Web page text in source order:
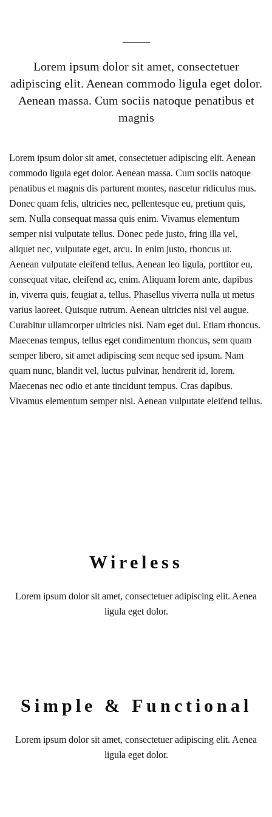
Lorem ipsum dolor sit amet, consectetuer
adipiscing elit. Aenean commodo ligula eget dolor.
Aenean massa. Cum sociis natoque penatibus et
magnis
Lorem ipsum dolor sit amet, consectetuer adipiscing elit. Aenean
commodo ligula eget dolor. Aenean massa. Cum sociis natoque
penatibus et magnis dis parturent montes, nascetur ridiculus mus.
Donec quam felis, ultricies nec, pellentesque eu, pretium quis,
sem. Nulla consequat massa quis enim. Vivamus elementum
semper nisi vulputate tellus. Donec pede justo, fring illa vel,
aliquet nec, vulputate eget, arcu. In enim justo, rhoncus ut.
Aenean vulputate eleifend tellus. Aenean leo ligula, porttitor eu,
consequat vitae, eleifend ac, enim. Aliquam lorem ante, dapibus
in, viverra quis, feugiat a, tellus. Phasellus viverra nulla ut metus
varius laoreet. Quisque rutrum. Aenean ultricies nisi vel augue.
Curabitur ullamcorper ultricies nisi. Nam eget dui. Etiam rhoncus.
Maecenas tempus, tellus eget condimentum rhoncus, sem quam
semper libero, sit amet adipiscing sem neque sed ipsum. Nam
quam nunc, blandit vel, luctus pulvinar, hendrerit id, lorem.
Maecenas nec odio et ante tincidunt tempus. Cras dapibus.
Vivamus elementum semper nisi. Aenean vulputate eleifend tellus.
Wireless
Lorem ipsum dolor sit amet, consectetuer adipiscing elit. Aenea
ligula eget dolor.
Simple & Functional
Lorem ipsum dolor sit amet, consectetuer adipiscing elit. Aenea
ligula eget dolor.